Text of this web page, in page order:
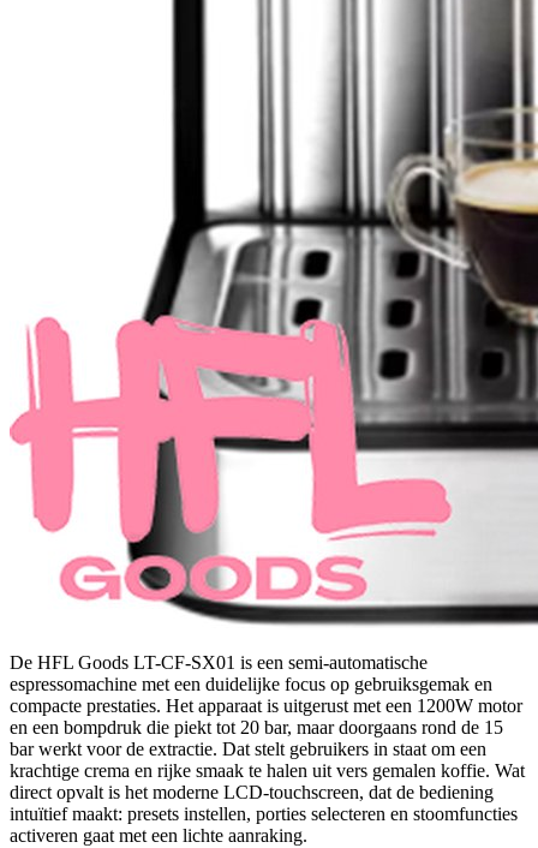
De HFL Goods LT-CF-SX01 is een semi-automatische
espressomachine met een duidelijke focus op gebruiksgemak en
compacte prestaties. Het apparaat is uitgerust met een 1200W motor
en een bompdruk die piekt tot 20 bar, maar doorgaans rond de 15
bar werkt voor de extractie. Dat stelt gebruikers in staat om een
krachtige crema en rijke smaak te halen uit vers gemalen koffie. Wat
direct opvalt is het moderne LCD-touchscreen, dat de bediening
intuïtief maakt: presets instellen, porties selecteren en stoomfuncties
activeren gaat met een lichte aanraking.